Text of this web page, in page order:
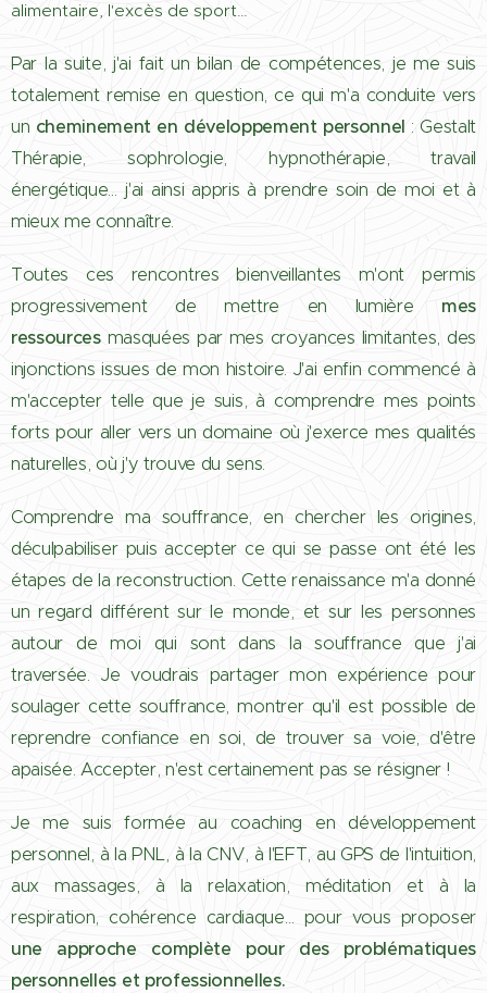
alimentaire, l'excès de sport…
Par la suite, j'ai fait un bilan de compétences, je me suis
totalement remise en question, ce qui m'a conduite vers
un cheminement en développement personnel : Gestalt
Thérapie, sophrologie, hypnothérapie, travail
énergétique… j'ai ainsi appris à prendre soin de moi et à
mieux me connaître.
Toutes ces rencontres bienveillantes m'ont permis
progressivement de mettre en lumière mes
ressourcesmasquées par mes croyances limitantes, des
injonctions issues de mon histoire. J'ai enfin commencé à
m'accepter telle que je suis, à comprendre mes points
forts pour aller vers un domaine où j'exerce mes qualités
naturelles, où j'y trouve du sens.
Comprendre ma souffrance, en chercher les origines,
déculpabiliser puis accepter ce qui se passe ont été les
étapes de la reconstruction. Cette renaissance m'a donné
un regard différent sur le monde, et sur les personnes
autour de moi qui sont dans la souffrance que j'ai
traversée. Je voudrais partager mon expérience pour
soulager cette souffrance, montrer qu'il est possible de
reprendre confiance en soi, de trouver sa voie, d'être
apaisée. Accepter, n'est certainement pas se résigner !
Je me suis formée au coaching en développement
personnel, à la PNL, à la CNV, à l'EFT, au GPS de l'intuition,
aux massages, à la relaxation, méditation et à la
respiration, cohérence cardiaque… pour vous proposer
une
approche complète pour des problématiques
personnelles et professionnelles.